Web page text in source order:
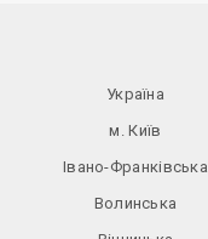
Україна
м. Київ
Івано-Франківська
Волинська